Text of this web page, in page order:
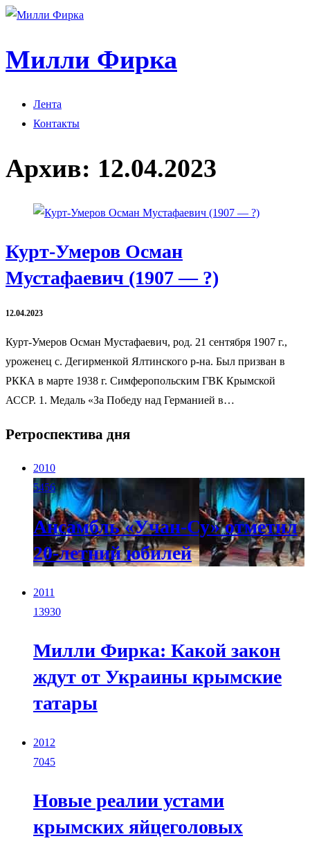
Милли Фирка
Лента
Контакты
Архив: 12.04.2023
Курт-Умеров Осман
Мустафаевич (1907 — ?)
12.04.2023
Курт-Умеров Осман Мустафаевич, род. 21 сентября 1907 г.,
уроженец с. Дегирменкой Ялтинского р-на. Был призван в
РККА в марте 1938 г. Симферопольским ГВК Крымской
АССР. 1. Медаль «За Победу над Германией в…
Ретроспектива дня
2010
5456
Ансамбль «Учан-Су» отметил
20-летний юбилей
2011
13930
Милли Фирка: Какой закон
ждут от Украины крымские
татары
2012
7045
Новые реалии устами
крымских яйцеголовых